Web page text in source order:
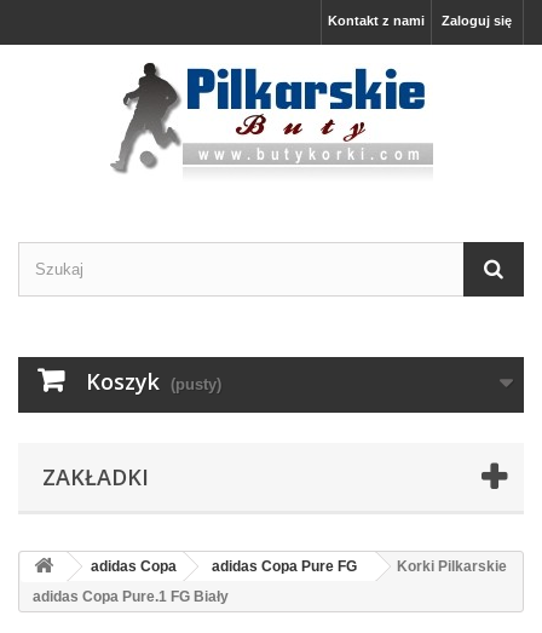
Zaloguj się
Kontakt z nami
Koszyk (pusty)
ZAKŁADKI
adidas Copa adidas Copa Pure FG
Korki Pilkarskie
adidas Copa Pure.1 FG Biały